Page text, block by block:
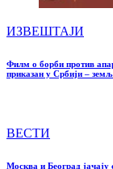
ИЗВЕШТАЈИ
Филм о борби против
приказан у Србији –
ВЕСТИ
Москва и Београд